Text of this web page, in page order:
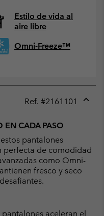
Estilo de vida al
aire libre
Omni-Freeze™
Ref. #2161101
CADA PASO
pantalones
perfecta de comodidad
como Omni-
fresco y seco
aceleran el